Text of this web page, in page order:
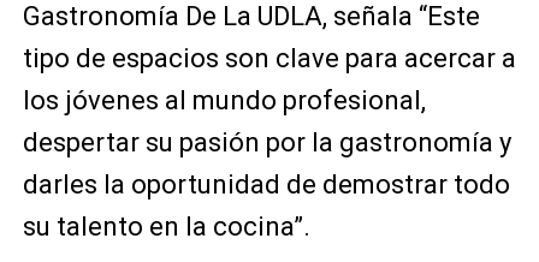
Gastronomía De La UDLA, señala “Este
tipo de espacios son clave para acercar a
los jóvenes al mundo profesional,
despertar su pasión por la gastronomía y
darles la oportunidad de demostrar todo
su talento en la cocina”.